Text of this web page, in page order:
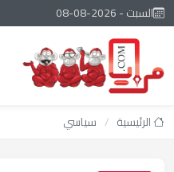
السبت - 2026-08-08
الرئيسية / سياسي